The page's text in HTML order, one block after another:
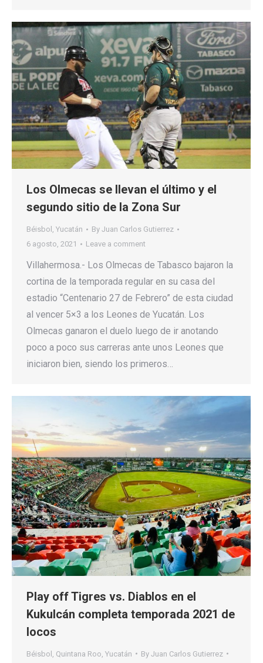
Los Olmecas se llevan el último y el
segundo sitio de la Zona Sur
Béisbol , Yucatán By Juan Carlos Gutierrez
6 agosto, 2021
Leave a comment
Villahermosa.- Los Olmecas de Tabasco bajaron la
cortina de la temporada regular en su casa del
estadio “Centenario 27 de Febrero” de esta ciudad
al vencer 5×3 a los Leones de Yucatán. Los
Olmecas ganaron el duelo luego de ir anotando
poco a poco sus carreras ante unos Leones que
iniciaron bien, siendo los primeros…
Play off Tigres vs. Diablos en el
Kukulcán completa temporada 2021 de
locos
Béisbol Quintana Roo Yucatán By Juan Carlos Gutierrez